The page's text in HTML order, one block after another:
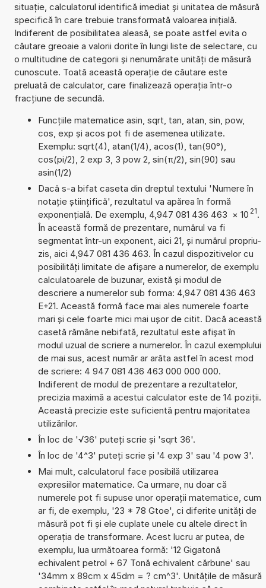
situație, calculatorul identifică imediat și unitatea de măsură
specifică în care trebuie transformată valoarea inițială.
Indiferent de posibilitatea aleasă, se poate astfel evita o
căutare greoaie a valorii dorite în lungi liste de selectare, cu
o multitudine de categorii și nenumărate unități de măsură
cunoscute. Toată această operație de căutare este
preluată de calculator, care finalizează operația într-o
fracțiune de secundă.
Funcțiile matematice asin, sqrt, tan, atan, sin, pow,
cos, exp și acos pot fi de asemenea utilizate.
Exemplu: sqrt(4), atan(1/4), acos(1), tan(90°),
cos(pi/2), 2 exp 3, 3 pow 2, sin(π/2), sin(90) sau
asin(1/2)
Dacă s-a bifat caseta din dreptul textului 'Numere în
notație științifică', rezultatul va apărea în formă
exponențială. De exemplu, 4,947 081 436 463 × 10 21.
În această formă de prezentare, numărul va fi
segmentat într-un exponent, aici 21, și numărul propriu-
zis, aici 4,947 081 436 463. În cazul dispozitivelor cu
posibilități limitate de afișare a numerelor, de exemplu
calculatoarele de buzunar, există și modul de
descriere a numerelor sub forma: 4,947 081 436 463
E+21. Această formă face mai ales numerele foarte
mari și cele foarte mici mai ușor de citit. Dacă această
casetă rămâne nebifată, rezultatul este afișat în
modul uzual de scriere a numerelor. În cazul exemplului
de mai sus, acest număr ar arăta astfel în acest mod
de scriere: 4 947 081 436 463 000 000 000.
Indiferent de modul de prezentare a rezultatelor,
precizia maximă a acestui calculator este de 14 poziții.
Această precizie este suficientă pentru majoritatea
utilizărilor.
În loc de '√36' puteți scrie și 'sqrt 36'.
În loc de '4^3' puteți scrie și '4 exp 3' sau '4 pow 3'.
Mai mult, calculatorul face posibilă utilizarea
expresiilor matematice. Ca urmare, nu doar că
numerele pot fi supuse unor operații matematice, cum
ar fi, de exemplu, '23 * 78 Gtoe', ci diferite unități de
măsură pot fi și ele cuplate unele cu altele direct în
operația de transformare. Acest lucru ar putea, de
exemplu, lua următoarea formă: '12 Gigatonă
echivalent petrol + 67 Tonă echivalent cărbune' sau
'34mm x 89cm x 45dm = ? cm^3'. Unitățile de măsură